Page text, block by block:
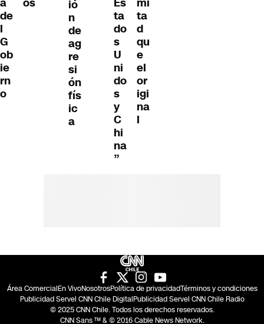
de
l
G
ob
ie
rn
o
ió
n
de
ag
re
si
ón
fís
ic
a
ta
do
s
U
ni
do
s
y
C
hi
na
”
ta
d
qu
e
el
or
igi
na
l
Área ComercialEn VivoNosotrosPolítica de privacidadTérminos y condiciones
Publicidad Servel CNN Chile DigitalPublicidad Servel CNN Chile Radio
© 2025 CNN Chile. Todos los derechos reservados.
CNN Sans ™ & © 2016 Cable News Network.